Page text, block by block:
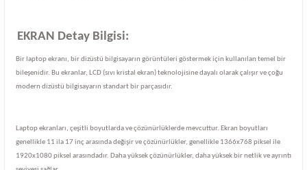
EKRAN Detay Bilgisi:
Bir laptop ekranı, bir dizüstü bilgisayarın görüntüleri göstermek için kullanılan temel bir
bileşenidir. Bu ekranlar, LCD (sıvı kristal ekran) teknolojisine dayalı olarak çalışır ve çoğu
modern dizüstü bilgisayarın standart bir parçasıdır.
Laptop ekranları, çeşitli boyutlarda ve çözünürlüklerde mevcuttur. Ekran boyutları
genellikle 11 ila 17 inç arasında değişir ve çözünürlükler, genellikle 1366x768 piksel ile
1920x1080 piksel arasındadır. Daha yüksek çözünürlükler, daha yüksek bir netlik ve ayrıntı